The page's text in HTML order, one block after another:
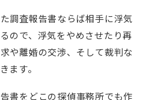
調査報告書ならば相手に浮気
ので、浮気をやめさせたり再
や離婚の交渉、そして裁判な
ます。
書をどこの探偵事務所でも作